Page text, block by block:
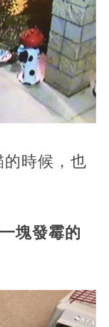
時候，也
塊發霉的